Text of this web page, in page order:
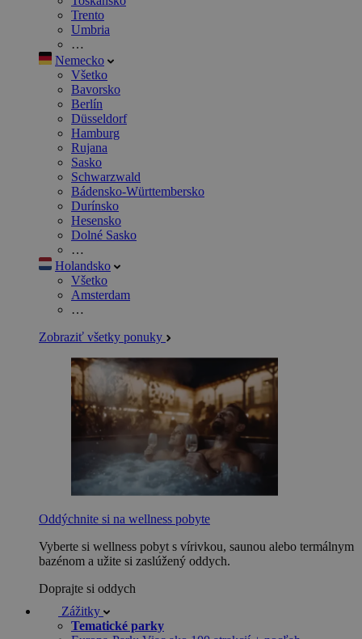
Trento
Umbria
…
Nemecko
Všetko
Bavorsko
Berlín
Düsseldorf
Hamburg
Rujana
Sasko
Schwarzwald
Bádensko-Württembersko
Durínsko
Hesensko
Dolné Sasko
…
Holandsko
Všetko
Amsterdam
…
Zobraziť všetky ponuky
Oddýchnite si na wellness pobyte
Vyberte si wellness pobyt s vírivkou, saunou alebo termálnym
bazénom a užite si zaslúžený oddych.
Doprajte si oddych
Zážitky
Tematické parky